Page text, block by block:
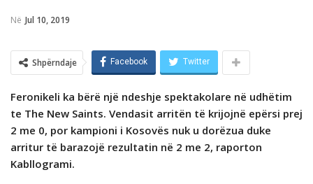
Në Jul 10, 2019
Shpërndaje Facebook Twitter
Feronikeli ka bërë një ndeshje spektakolare në udhëtim
te The New Saints. Vendasit arritën të krijojnë epërsi prej
2 me 0, por kampioni i Kosovës nuk u dorëzua duke
arritur të barazojë rezultatin në 2 me 2, raporton
Kabllogrami.